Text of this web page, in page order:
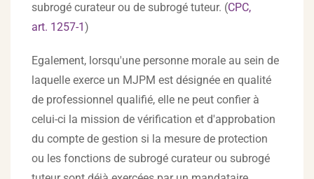
subrogé curateur ou de subrogé tuteur. (CPC,
art. 1257-1)
Egalement, lorsqu'une personne morale au sein de
laquelle exerce un MJPM est désignée en qualité
de professionnel qualifié, elle ne peut confier à
celui-ci la mission de vérification et d'approbation
du compte de gestion si la mesure de protection
ou les fonctions de subrogé curateur ou subrogé